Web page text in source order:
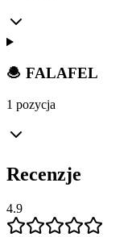
🧆 FALAFEL
1 pozycja
Recenzje
4.9